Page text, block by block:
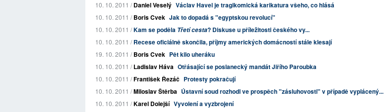
10. 10. 2011 /Daniel Veselý Václav Havel je tragikomická karikatura všeho, co hlásá
10. 10. 2011 /Boris Cvek Jak to dopadá s "egyptskou revolucí"
10. 10. 2011 /Kam se poděla Třetí cesta? Diskuse u příležitosti českého vy...
10. 10. 2011 /Recese oficiálně skončila, příjmy amerických domácností stále klesají
19. 10. 2011 /Boris Cvek Pět kilo uheráku
10. 10. 2011 /Ladislav Háva Otřásající se poslanecký mandát Jiřího Paroubka
10. 10. 2011 /František Řezáč Protesty pokračují
10. 10. 2011 /Miloslav Štěrba Ústavní soud rozhodl ve prospěch "zásluhovosti" v případě vyplácený...
10. 10. 2011 /Karel Dolejší Vyvolení a vyzbrojení